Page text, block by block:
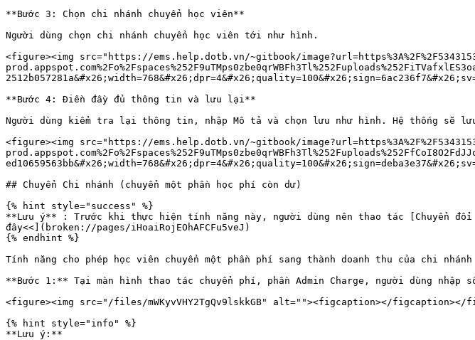
**Bước 3: Chọn chi nhánh chuyển học viên**
Người dùng chọn chi nhánh chuyển học viên tới như hình.
<figure><img src="https://ems.help.dotb.vn/~gitbook/
**Bước 4: Điền đầy đủ thông tin và lưu lại**
Người dùng kiểm tra lại thông tin, nhập Mô tả và chọn lưu như hình. Hệ thống sẽ
<figure><img src="https://ems.help.dotb.vn/~gitbook/
## Chuyển Chi nhánh (chuyển một phần học phí còn dư)
{% hint style="success" %}
**Lưu ý** : Trước khi thực hiện tính năng này, người dùng nên thao tác [Chuyển đổi
đây<<](broken://pages/iHoaiRojEOhAFCFu5veJ)
{% endhint %}
Tính năng cho phép học viên chuyển một phần phí sang thành doanh thu của chi
**Bước 1:** Tại màn hình thao tác chuyển phí, phần Admin Charge, người dùng
<figure><img src="/files/mWKyvVHY2TgQv9lskkGB" alt=""><figcaption></figcaption></
{% hint style="info" %}
**Lưu ý:**